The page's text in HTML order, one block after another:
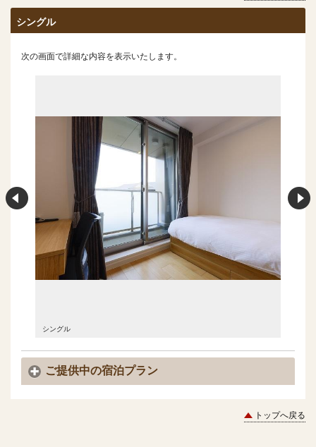
シングル
次の画面で詳細な内容を表示いたします。
シングル
ご提供中の宿泊プラン
トップへ戻る